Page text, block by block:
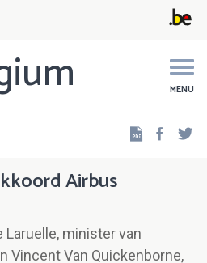
MENU
Airbus
Laruelle, minister van
Vincent Van Quickenborne,